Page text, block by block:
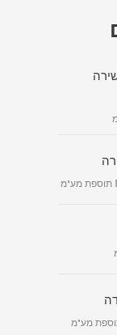
תוספת מע"מ
מע"מ